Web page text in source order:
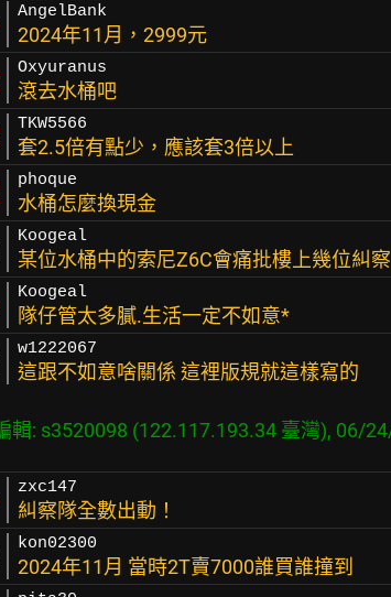
AngelBank
2024年11月，2999元
Oxyuranus
滾去水桶吧
TKW5566
套2.5倍有點少，應該套3倍以上
phoque
水桶怎麼換現金
Koogeal
某位水桶中的索尼Z6C會痛批樓上幾位糾察
Koogeal
隊仔管太多膩.生活一定不如意*
w1222067
這跟不如意啥關係 這裡版規就這樣寫的
zxc147
糾察隊全數出動！
kon02300
2024年11月 當時2T賣7000誰買誰撞到